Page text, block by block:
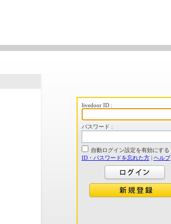
livedoor ID :
パスワード :
自動ログイン設定を有効にする
ID・パスワードを忘れた方| ヘルプ